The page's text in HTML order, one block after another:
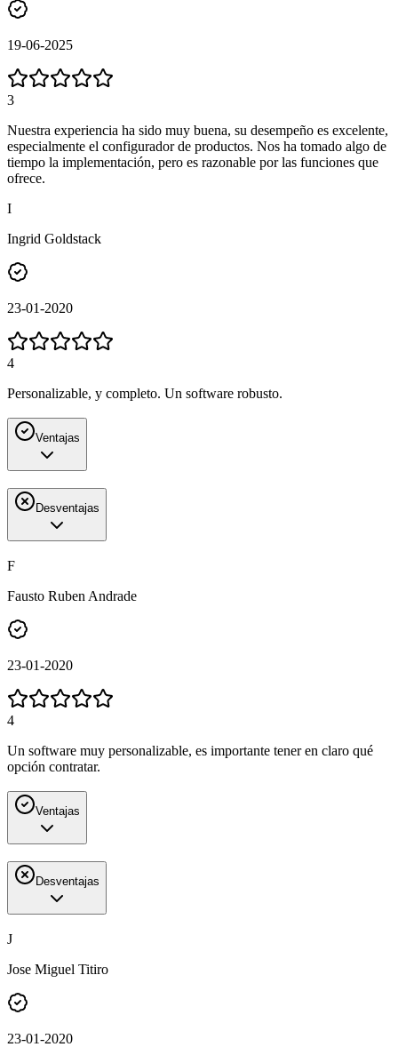
19-06-2025
3
Nuestra experiencia ha sido muy buena, su desempeño es excelente,
especialmente el configurador de productos. Nos ha tomado algo de
tiempo la implementación, pero es razonable por las funciones que
ofrece.
I
Ingrid Goldstack
23-01-2020
4
Personalizable, y completo. Un software robusto.
Ventajas
Desventajas
F
Fausto Ruben Andrade
23-01-2020
4
Un software muy personalizable, es importante tener en claro qué
opción contratar.
Ventajas
Desventajas
J
Jose Miguel Titiro
23-01-2020